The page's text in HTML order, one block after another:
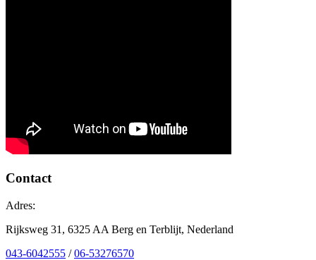
Contact
Adres:
Rijksweg 31, 6325 AA Berg en Terblijt, Nederland
043-6042555 /06-53276570